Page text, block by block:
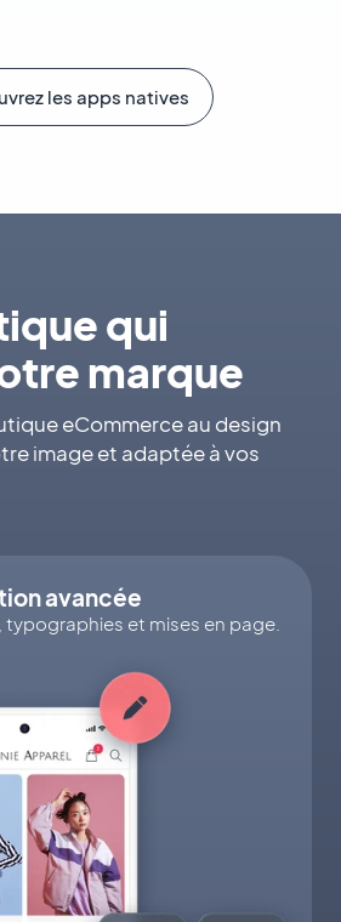
les apps natives
qui
marque
eCommerce au design
image et adaptée à vos
avancée
typographies et mises en page.